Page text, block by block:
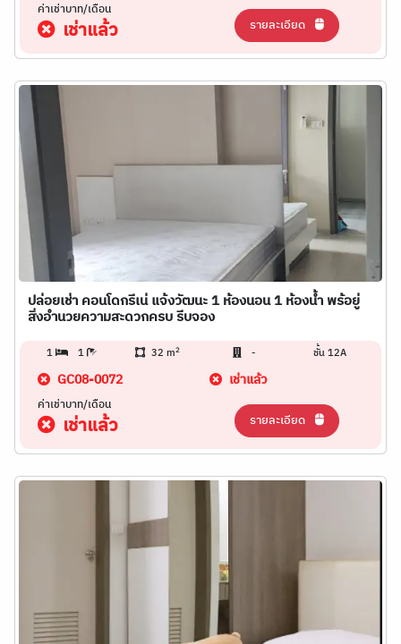
ค่าเช่าบาท/เดือน
เช่าแล้ว รายละเอียด
ปล่อยเช่า คอนโดกรีเน่ แจ้งวัฒนะ 1 ห้องนอน 1 ห้องน้ำ พร้อยู่
สิ่งอำนวยความสะดวกครบ รีบจอง
1 1 32 m2 - ชั้น 12A
GC08-0072 เช่าแล้ว
ค่าเช่าบาท/เดือน
เช่าแล้ว รายละเอียด